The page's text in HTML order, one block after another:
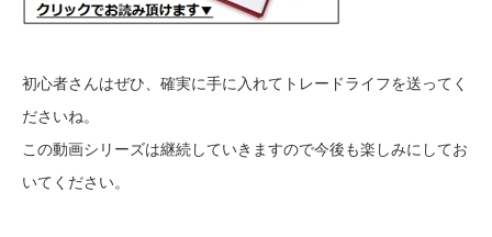
初心者さんはぜひ、確実に手に入れてトレードライフを送ってく
ださいね。
この動画シリーズは継続していきますので今後も楽しみにしてお
いてください。